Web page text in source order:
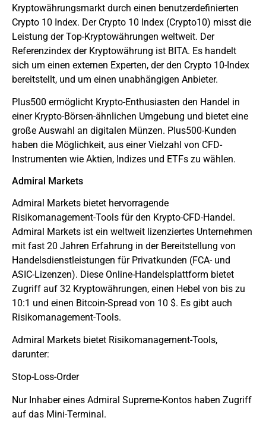
Kryptowährungsmarkt durch einen benutzerdefinierten
Crypto 10 Index. Der Crypto 10 Index (Crypto10) misst die
Leistung der Top-Kryptowährungen weltweit. Der
Referenzindex der Kryptowährung ist BITA. Es handelt
sich um einen externen Experten, der den Crypto 10-Index
bereitstellt, und um einen unabhängigen Anbieter.
Plus500 ermöglicht Krypto-Enthusiasten den Handel in
einer Krypto-Börsen-ähnlichen Umgebung und bietet eine
große Auswahl an digitalen Münzen. Plus500-Kunden
haben die Möglichkeit, aus einer Vielzahl von CFD-
Instrumenten wie Aktien, Indizes und ETFs zu wählen.
Admiral Markets
Admiral Markets bietet hervorragende
Risikomanagement-Tools für den Krypto-CFD-Handel.
Admiral Markets ist ein weltweit lizenziertes Unternehmen
mit fast 20 Jahren Erfahrung in der Bereitstellung von
Handelsdienstleistungen für Privatkunden (FCA- und
ASIC-Lizenzen). Diese Online-Handelsplattform bietet
Zugriff auf 32 Kryptowährungen, einen Hebel von bis zu
10:1 und einen Bitcoin-Spread von 10 $. Es gibt auch
Risikomanagement-Tools.
Admiral Markets bietet Risikomanagement-Tools,
darunter:
Stop-Loss-Order
Nur Inhaber eines Admiral Supreme-Kontos haben Zugriff
auf das Mini-Terminal.